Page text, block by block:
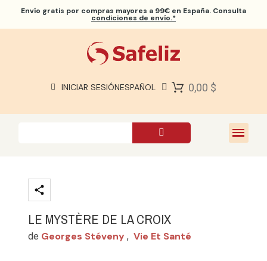
Envío gratis por compras mayores a 99€ en España. Consulta
condiciones de envío.*
INICIAR SESIÓNESPAÑOL 0,00 $
LE MYSTÈRE DE LA CROIX
de Georges Stéveny , Vie Et Santé